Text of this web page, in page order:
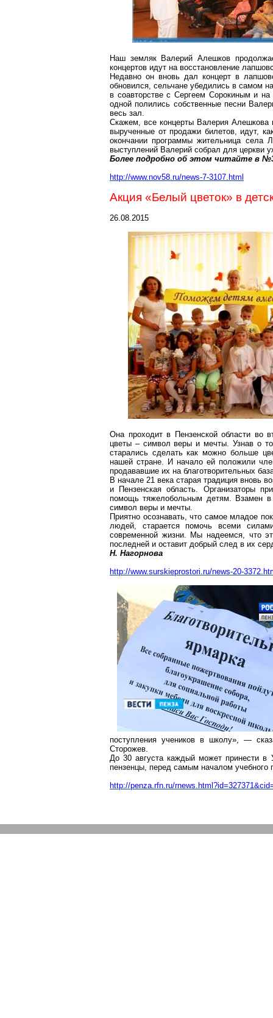
Наш земляк Валерий Алешков
концертов идут на восстановление
Недавно он вновь дал концерт в
обновился, сельчане убедились в самом
в соавторстве с Сергеем Сорокиным и на
одной полились собственные песни
весь зал.
Скажем, все концерты Валерия
вырученные от продажи билетов, идут,
окончании программы жительница села
выступлений Валерий собрал для церкви
Более подробно об этом читайте в
http://www.nov58.ru/news-7-3107.html
Акция «Белый цветок» в
26.08.2015
Она проходит в Пензенской области во
цветы – символ веры и мечты. Узнав о
старались сделать как можно больше
нашей стране. И начало ей положили
продававшие их на благотворительных
В начале 21 века старая традиция вновь
и Пензенская область. Организаторы
помощь тяжелобольным детям. Взамен в
символ веры и мечты.
Приятно осознавать, что самое младое
людей, старается помочь всеми
современной жизни. Мы надеемся, что
последней и оставит добрый след в их
Н. Нагорнова
http://www.surskieprostori.ru/news-20-
поступления учеников в школу», —
Сторожев.
До 30 августа каждый может принести в
пензенцы, перед самым началом
http://penza.rfn.ru/